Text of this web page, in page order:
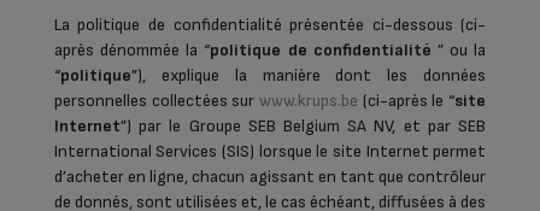
La politique de confidentialité présentée ci-dessous (ci-
après dénommée la “politique de confidentialité ” ou la
“politique”), explique la manière dont les données
personnelles collectées sur www.krups.be (ci-après le “site
Internet”) par le Groupe SEB Belgium SA NV, et par SEB
International Services (SIS) lorsque le site Internet permet
d’acheter en ligne, chacun agissant en tant que contrôleur
de donnés, sont utilisées et, le cas échéant, diffusées à des